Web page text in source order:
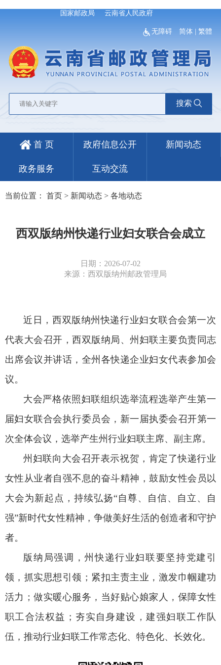
国家邮政局 云南省人民政府
无障碍 简体 |繁體
搜索
首 页 政府信息公开 新闻动态
政务服务 互动交流
当前位置： 首页 > 新闻动态 > 各地动态
西双版纳州快递行业妇女联合会成立
日期：2026-07-02
来源：西双版纳州邮政管理局
近日 ，西双版纳州快递行业妇女联合会第一次
代表大会召开，西双版纳局、州妇联主要负责同志
出席会议并讲话，全州各快递企业妇女代表参加会
议。
大会严格依照妇联组织选举流程选举产生第一
届妇女联合会执行委员会，新一届执委会召开第一
次全体会议，选举产生州行业妇联主席、副主席。
州 妇联向大会召开表示祝贺，肯定了快递行业
女性从业者自强不息的奋斗精神，鼓励女性会员以
大会为新起点，持续弘扬“自尊、自信、自立、自
强”新时代女性精神，争做美好生活的创造者和守护
者。
版纳局强调，州快递行业妇联要坚持党建引
领，抓实思想引领；紧扣主责主业，激发巾帼建功
活力；做实暖心服务，当好贴心娘家人，保障女性
职工合法权益；夯实自身建设，建强妇联工作队
伍，推动行业妇联工作常态化、特色化、长效化。